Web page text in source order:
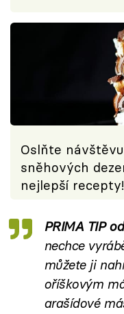
Oslňte
sněhových
nejlepší recepty!
PRIMA TIP
nechce
můžete ji
oříškovým
arašídové